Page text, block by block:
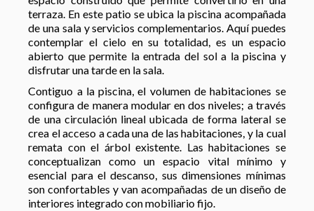
terraza. En este patio se ubica la piscina acompañada
de una sala y servicios complementarios. Aquí puedes
contemplar el cielo en su totalidad, es un espacio
abierto que permite la entrada del sol a la piscina y
disfrutar una tarde en la sala.
Contiguo a la piscina, el volumen de habitaciones se
configura de manera modular en dos niveles; a través
de una circulación lineal ubicada de forma lateral se
crea el acceso a cada una de las habitaciones, y la cual
remata con el árbol existente. Las habitaciones se
conceptualizan como un espacio vital mínimo y
esencial para el descanso, sus dimensiones mínimas
son confortables y van acompañadas de un diseño de
interiores integrado con mobiliario fijo.